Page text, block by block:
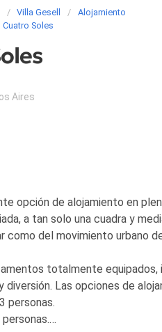
Villa Gesell
Alojamiento
Soles
Aires
opción de alojamiento en
a tan solo una cuadra y
del movimiento urbano
totalmente equipados,
Las opciones de
personas.